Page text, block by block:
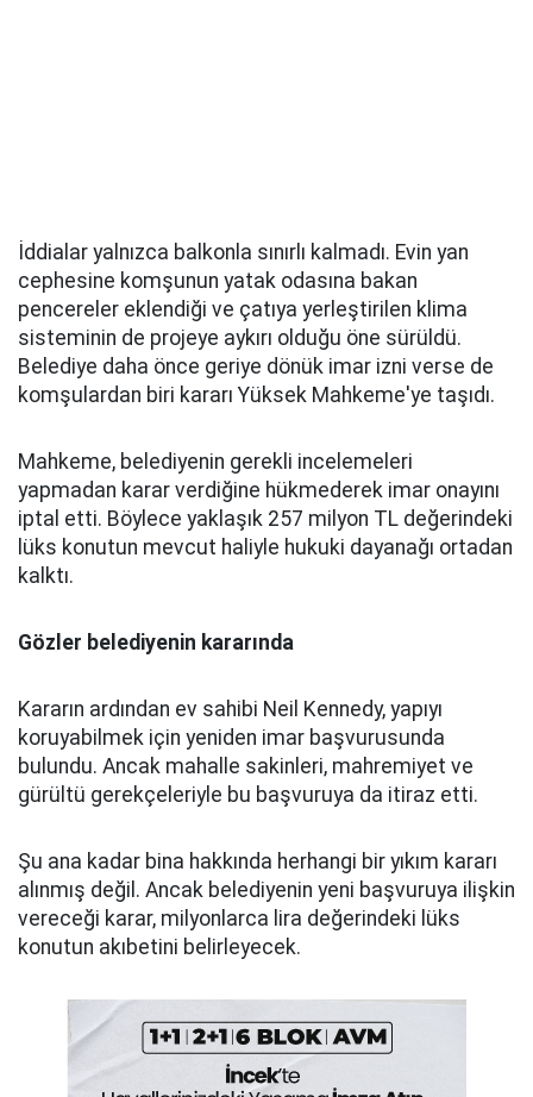
İddialar yalnızca balkonla sınırlı kalmadı. Evin yan
cephesine komşunun yatak odasına bakan
pencereler eklendiği ve çatıya yerleştirilen klima
sisteminin de projeye aykırı olduğu öne sürüldü.
Belediye daha önce geriye dönük imar izni verse de
komşulardan biri kararı Yüksek Mahkeme'ye taşıdı.
Mahkeme, belediyenin gerekli incelemeleri
yapmadan karar verdiğine hükmederek imar onayını
iptal etti. Böylece yaklaşık 257 milyon TL değerindeki
lüks konutun mevcut haliyle hukuki dayanağı ortadan
kalktı.
Gözler belediyenin kararında
Kararın ardından ev sahibi Neil Kennedy, yapıyı
koruyabilmek için yeniden imar başvurusunda
bulundu. Ancak mahalle sakinleri, mahremiyet ve
gürültü gerekçeleriyle bu başvuruya da itiraz etti.
Şu ana kadar bina hakkında herhangi bir yıkım kararı
alınmış değil. Ancak belediyenin yeni başvuruya ilişkin
vereceği karar, milyonlarca lira değerindeki lüks
konutun akıbetini belirleyecek.